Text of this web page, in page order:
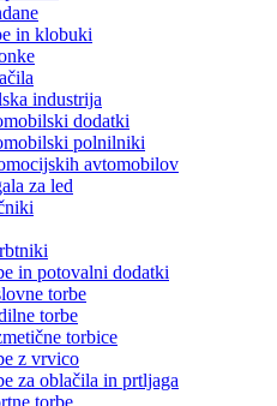
in klobuki
industrija
dodatki
polnilniki
avtomobilov
za led
in potovalni dodatki
torbe
torbe
torbice
z vrvico
za oblačila in prtljaga
torbe